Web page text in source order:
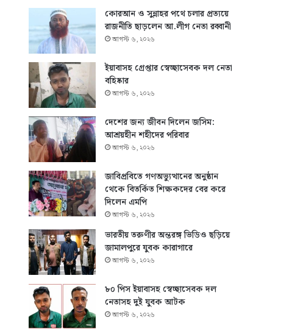
কোরআন ও সুন্নাহর পথে চলার প্রত্যয়ে
রাজনীতি ছাড়লেন আ.লীগ নেতা রব্বানী
আগস্ট ৬, ২০২৬
ইয়াবাসহ গ্রেপ্তার স্বেচ্ছাসেবক দল নেতা
বহিষ্কার
আগস্ট ৬, ২০২৬
দেশের জন্য জীবন দিলেন জসিম:
আশ্রয়হীন শহীদের পরিবার
আগস্ট ৬, ২০২৬
জাবিপ্রবিতে গণঅভ্যুত্থানের অনুষ্ঠান
থেকে বিতর্কিত শিক্ষকদের বের করে
দিলেন এমপি
আগস্ট ৬, ২০২৬
ভারতীয় তরুণীর অন্তরঙ্গ ভিডিও ছড়িয়ে
জামালপুরে যুবক কারাগারে
আগস্ট ৬, ২০২৬
৮০ পিস ইয়াবাসহ স্বেচ্ছাসেবক দল
নেতাসহ দুই যুবক আটক
আগস্ট ৬, ২০২৬